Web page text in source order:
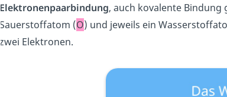
Elektronenpaarbindung, auch kovalente Bindung
Sauerstoffatom (O) und jeweils ein
zwei Elektronen.